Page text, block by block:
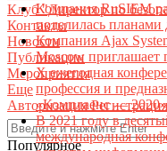
Клуб "Директор по
Контакты
Новости
Публикации
Мероприятия
Еще
АвторизацияРегистрация
Популярное
Компания RuSIEM
поделилась планами
Компания Ajax
Moscow приглашает
X ежегодная
профессия и
«Комплаенс — 2020»
В 2021 году в
международная